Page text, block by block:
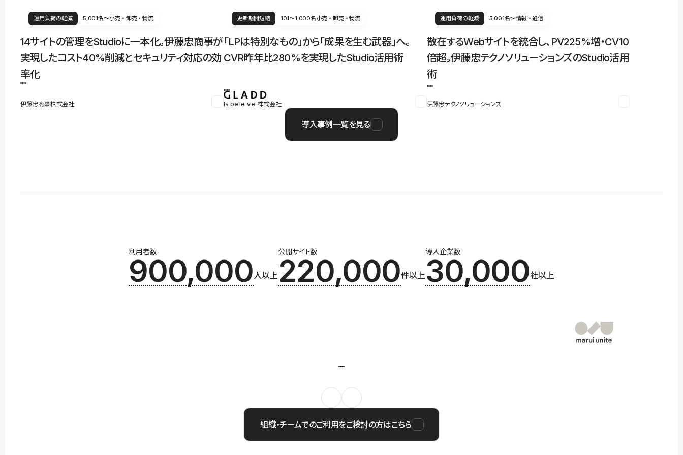
運用負荷の軽減 5,001名〜小売・卸売・物流
14サイトの管理をStudioに一本化。伊藤忠商事が
実現したコスト40%削減とセキュリティ対応の効
率化
伊藤忠商事株式会社
更新期間短縮 101〜1,000名小売・卸売・物流
「LPは特別なもの」から「成果を生む武器」へ。
CVR昨年比280%を実現したStudio活用術
la belle vie 株式会社
運用負荷の軽減 5,001名〜情報・通信
散在するWebサイトを統合し、PV225%増・CV10
倍超。伊藤忠テクノソリューションズのStudio活用
術
伊藤忠テクノソリューションズ
導入事例一覧を見る
利用者数
900,000 人以上
公開サイト数
220,000件以上
導入企業数
30,000社以上
組織・チームでのご利用をご検討の方はこちら